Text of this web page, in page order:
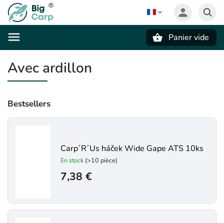
Panier vide
Avec ardillon
Bestsellers
Carp´R´Us háček Wide Gape ATS 10ks
En stock (>10 pièce)
7,38 €